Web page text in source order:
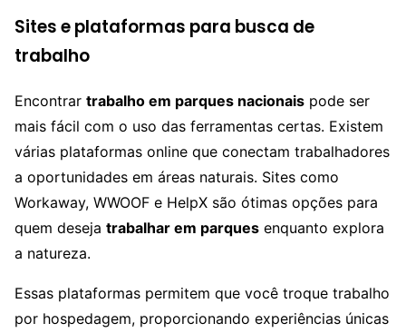
Sites e plataformas para busca de
trabalho
Encontrar trabalho em parques nacionais pode ser
mais fácil com o uso das ferramentas certas. Existem
várias plataformas online que conectam trabalhadores
a oportunidades em áreas naturais. Sites como
Workaway, WWOOF e HelpX são ótimas opções para
quem deseja trabalhar em parques enquanto explora
a natureza.
Essas plataformas permitem que você troque trabalho
por hospedagem, proporcionando experiências únicas